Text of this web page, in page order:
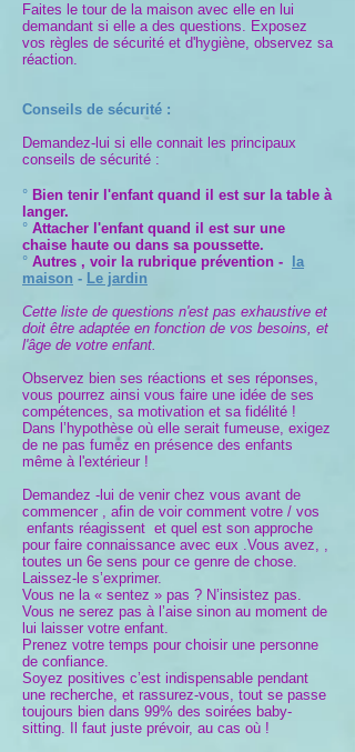
Faites le tour de la maison avec elle en lui
demandant si elle a des questions. Exposez
vos règles de sécurité et d'hygiène, observez sa
réaction.
Conseils de sécurité :
Demandez-lui si elle connait les principaux
conseils de sécurité :
° Bien tenir l'enfant quand il est sur la table à
langer.
° Attacher l'enfant quand il est sur une
chaise haute ou dans sa poussette.
° Autres , voir la rubrique prévention -
la
maison - Le jardin
Cette liste de questions n'est pas exhaustive et
doit être adaptée en fonction de vos besoins, et
l'âge de votre enfant.
Observez bien ses réactions et ses réponses,
vous pourrez ainsi vous faire une idée de ses
compétences, sa motivation et sa fidélité !
Dans l’hypothèse où elle serait fumeuse, exigez
de ne pas fumez en présence des enfants
même à l'extérieur !
Demandez -lui de venir chez vous avant de
commencer , afin de voir comment votre / vos
enfants réagissent et quel est son approche
pour faire connaissance avec eux .Vous avez, ,
toutes un 6e sens pour ce genre de chose.
Laissez-le s’exprimer.
Vous ne la « sentez » pas ? N’insistez pas.
Vous ne serez pas à l’aise sinon au moment de
lui laisser votre enfant.
Prenez votre temps pour choisir une personne
de confiance.
Soyez positives c’est indispensable pendant
une recherche, et rassurez-vous, tout se passe
toujours bien dans 99% des soirées baby-
sitting. Il faut juste prévoir, au cas où !